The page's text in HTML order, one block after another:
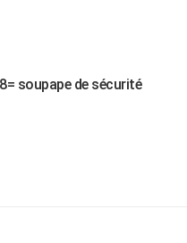
soupape de sécurité